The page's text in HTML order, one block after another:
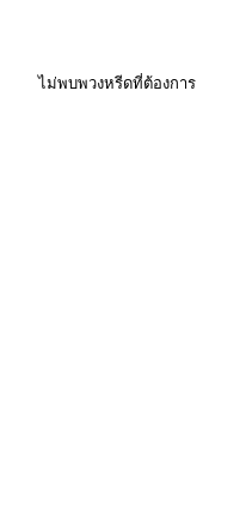
ไม่พบพวงหรีดที่ต้องการ